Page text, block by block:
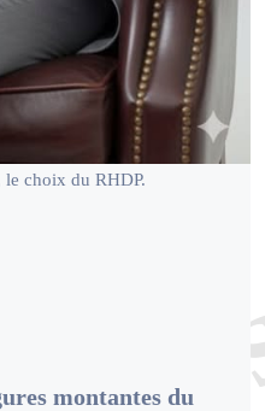
le choix du RHDP.
montantes du